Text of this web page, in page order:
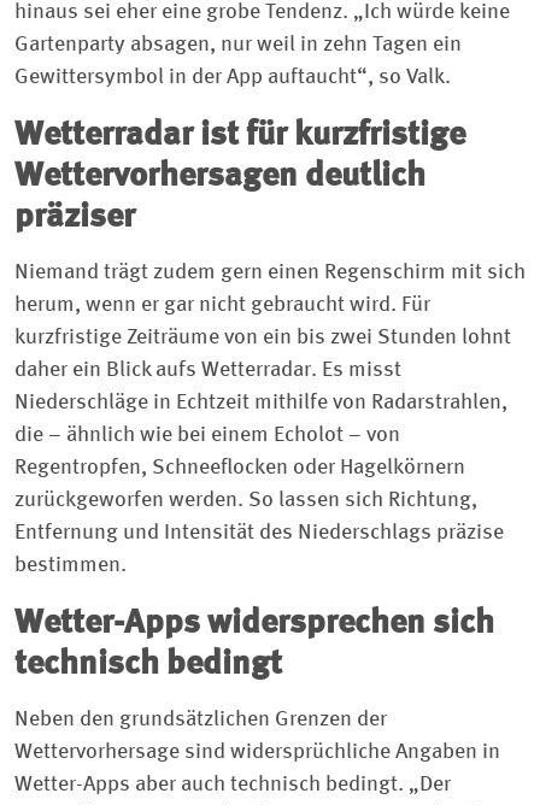
hinaus sei eher eine grobe Tendenz. „Ich würde keine
Gartenparty absagen, nur weil in zehn Tagen ein
Gewittersymbol in der App auftaucht“, so Valk.
Wetterradar ist für kurzfristige
Wettervorhersagen deutlich
präziser
Niemand trägt zudem gern einen Regenschirm mit sich
herum, wenn er gar nicht gebraucht wird. Für
kurzfristige Zeiträume von ein bis zwei Stunden lohnt
daher ein Blick aufs Wetterradar. Es misst
Niederschläge in Echtzeit mithilfe von Radarstrahlen,
die – ähnlich wie bei einem Echolot – von
Regentropfen, Schneeflocken oder Hagelkörnern
zurückgeworfen werden. So lassen sich Richtung,
Entfernung und Intensität des Niederschlags präzise
bestimmen.
Wetter-Apps widersprechen sich
technisch bedingt
Neben den grundsätzlichen Grenzen der
Wettervorhersage sind widersprüchliche Angaben in
Wetter-Apps aber auch technisch bedingt. „Der